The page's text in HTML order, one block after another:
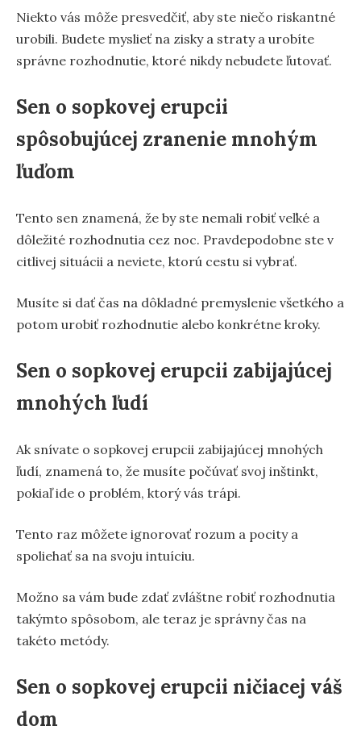
Niekto vás môže presvedčiť, aby ste niečo riskantné
urobili. Budete myslieť na zisky a straty a urobíte
správne rozhodnutie, ktoré nikdy nebudete ľutovať.
Sen o sopkovej erupcii
spôsobujúcej zranenie mnohým
ľuďom
Tento sen znamená, že by ste nemali robiť veľké a
dôležité rozhodnutia cez noc. Pravdepodobne ste v
citlivej situácii a neviete, ktorú cestu si vybrať.
Musíte si dať čas na dôkladné premyslenie všetkého a
potom urobiť rozhodnutie alebo konkrétne kroky.
Sen o sopkovej erupcii zabijajúcej
mnohých ľudí
Ak snívate o sopkovej erupcii zabijajúcej mnohých
ľudí, znamená to, že musíte počúvať svoj inštinkt,
pokiaľ ide o problém, ktorý vás trápi.
Tento raz môžete ignorovať rozum a pocity a
spoliehať sa na svoju intuíciu.
Možno sa vám bude zdať zvláštne robiť rozhodnutia
takýmto spôsobom, ale teraz je správny čas na
takéto metódy.
Sen o sopkovej erupcii ničiacej váš
dom